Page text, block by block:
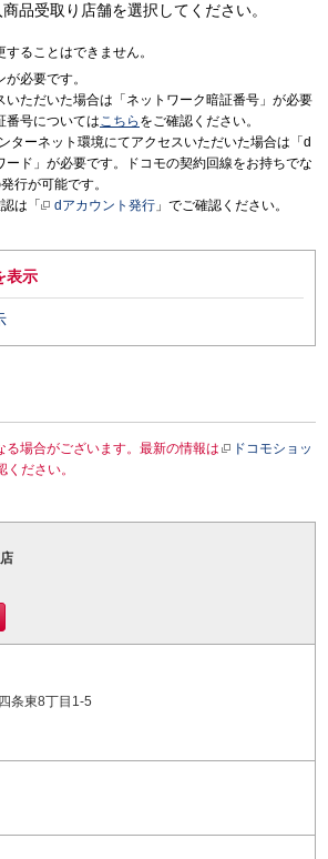
品受取り店舗を選択してください。
ることはできません。
必要です。
いただいた場合は「ネットワーク暗証番号」が必要
番号についてはこちら をご確認ください。
ターネット環境にてアクセスいただいた場合は「d
ード」が必要です。ドコモの契約回線をお持ちでな
行が可能です。
は「
dアカウント発行 」でご確認ください。
表示
る場合がございます。最新の情報は
ドコモショッ
ください。
条東8丁目1-5